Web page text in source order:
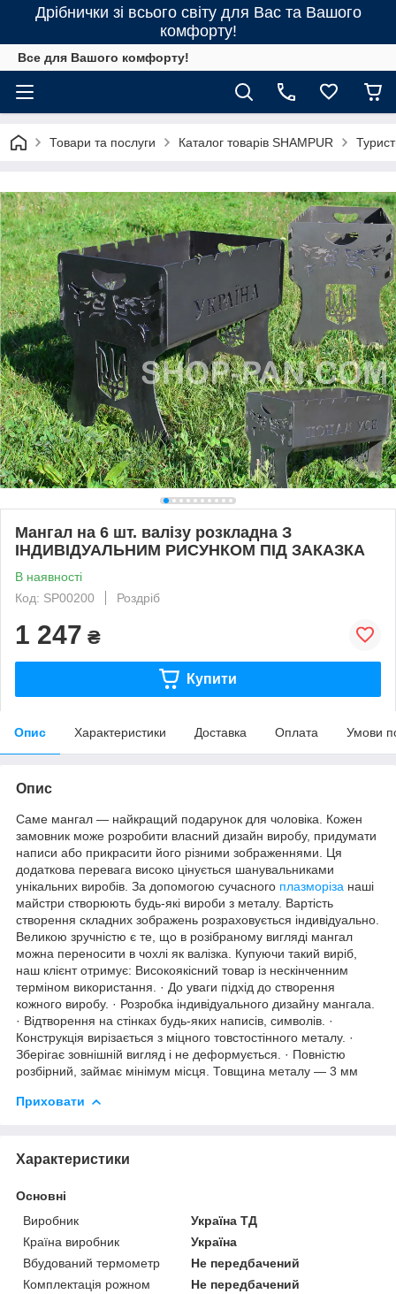
Дрібнички зі всього світу для Вас та Вашого
комфорту!
Все для Вашого комфорту!
Товари та послуги Каталог товарів SHAMPUR
Мангал на 6 шт. валізу розкладна З
ІНДИВІДУАЛЬНИМ РИСУНКОМ ПІД ЗАКАЗКА
В наявності
Код: SP00200
Роздріб
1 247 ₴
Купити
Опис Характеристики Доставка Оплата Умови
Опис
Саме мангал — найкращий подарунок для чоловіка. Кожен
замовник може розробити власний дизайн виробу, придумати
написи або прикрасити його різними зображеннями. Ця
додаткова перевага високо цінується шанувальниками
унікальних виробів. За допомогою сучасного плазморіза наші
майстри створюють будь-які вироби з металу. Вартість
створення складних зображень розраховується індивідуально.
Великою зручністю є те, що в розібраному вигляді мангал
можна переносити в чохлі як валізка. Купуючи такий виріб,
наш клієнт отримує: Високоякісний товар із нескінченним
терміном використання. · До уваги підхід до створення
кожного виробу. · Розробка індивідуального дизайну мангала.
· Відтворення на стінках будь-яких написів, символів. ·
Конструкція вирізається з міцного товстостінного металу. ·
Зберігає зовнішній вигляд і не деформується. · Повністю
розбірний, займає мінімум місця. Товщина металу — 3 мм
Приховати
Характеристики
Основні
Виробник
Україна ТД
Країна виробник
Україна
Вбудований термометр
Не передбачений
Комплектація рожном
Не передбачений